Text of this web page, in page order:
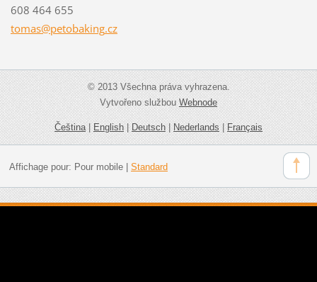
608 464 655
tomas@petobaking.cz
© 2013 Všechna práva vyhrazena.
Vytvořeno službouWebnode
Čeština|English|Deutsch|Nederlands|Français
Affichage pour: Pour mobile| Standard